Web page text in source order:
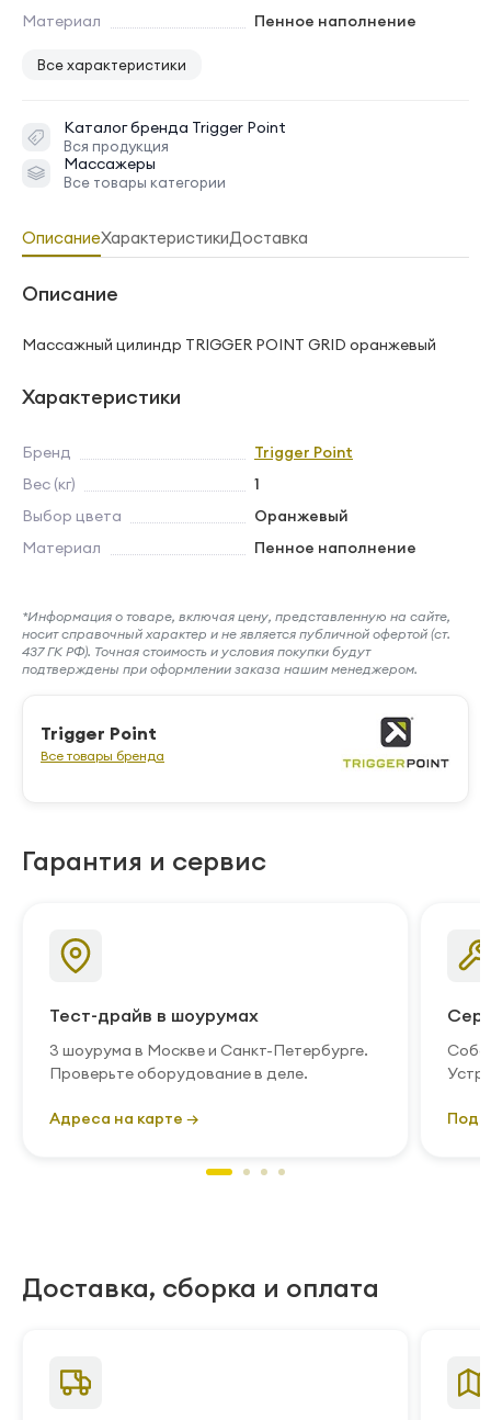
Материал
Пенное наполнение
Все характеристики
Каталог бренда Trigger Point
Вся продукция
Массажеры
Все товары категории
ОписаниеХарактеристикиДоставка
Описание
Массажный цилиндр TRIGGER POINT GRID оранжевый
Характеристики
Бренд
Trigger Point
Вес (кг)
1
Выбор цвета
Оранжевый
Материал
Пенное наполнение
*Информация о товаре, включая цену, представленную на сайте,
носит справочный характер и не является публичной офертой (ст.
437 ГК РФ). Точная стоимость и условия покупки будут
подтверждены при оформлении заказа нашим менеджером.
Trigger Point
Все товары бренда
Гарантия и сервис
Тест-драйв в шоурумах
3 шоурума в Москве и Санкт-Петербурге.
Проверьте оборудование в деле.
Адреса на карте →
Доставка, сборка и оплата